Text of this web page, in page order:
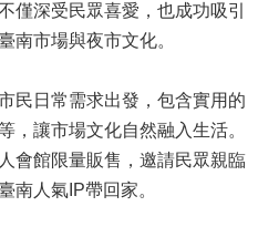
僅深受民眾喜愛，也成功吸引
南市場與夜市文化。
民日常需求出發，包含實用的
，讓市場文化自然融入生活。
會館限量販售，邀請民眾親臨
南人氣IP帶回家。